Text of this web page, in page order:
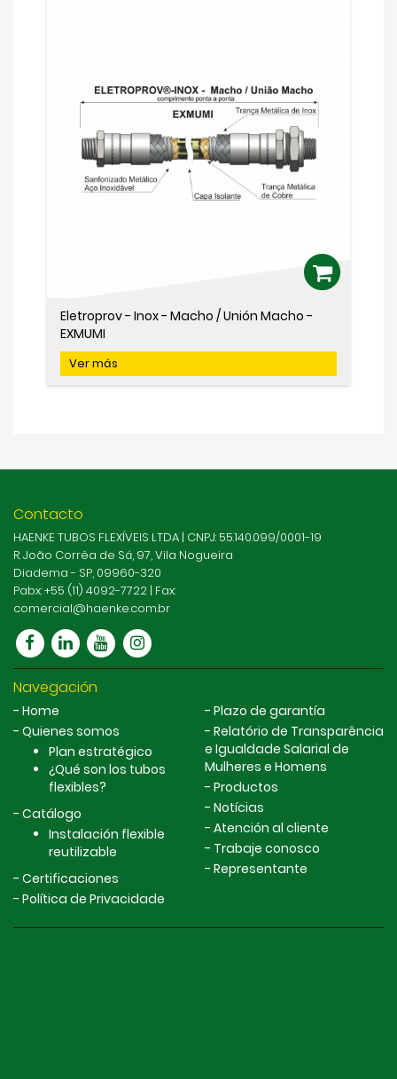
Eletroprov - Inox - Macho / Unión Macho -
EXMUMI
Ver más
Contacto
HAENKE TUBOS FLEXÍVEIS LTDA | CNPJ: 55.140.099/0001-19
R. João Corrêa de Sá, 97, Vila Nogueira
Diadema - SP, 09960-320
Pabx: +55 (11) 4092-7722 | Fax:
comercial@haenke.com.br
Navegación
Home
Quienes somos
Plan estratégico
¿Qué son los tubos
flexibles?
Catálogo
Instalación flexible
reutilizable
Certificaciones
Política de Privacidade
Plazo de garantía
Relatório de Transparência
e Igualdade Salarial de
Mulheres e Homens
Productos
Notícias
Atención al cliente
Trabaje conosco
Representante